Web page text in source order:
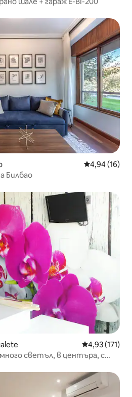
Средна
4,94 (16)
Билбао
Средна
4,93 (171)
светъл, в центъра, с